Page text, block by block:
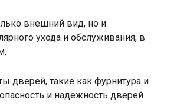
внешний вид, но и
ухода и обслуживания, в
дверей, такие как фурнитура и
и надежность дверей